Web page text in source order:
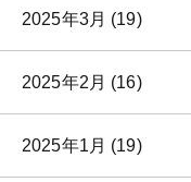
2025年3月 (19)
2025年2月 (16)
2025年1月 (19)